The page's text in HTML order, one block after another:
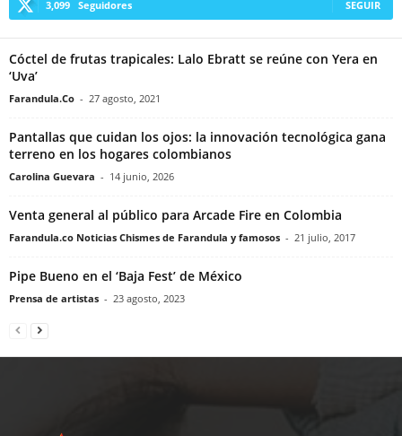
3,099 Seguidores SEGUIR
Cóctel de frutas trapicales: Lalo Ebratt se reúne con Yera en
‘Uva’
Farandula.Co - 27 agosto, 2021
Pantallas que cuidan los ojos: la innovación tecnológica gana
terreno en los hogares colombianos
Carolina Guevara - 14 junio, 2026
Venta general al público para Arcade Fire en Colombia
Farandula.co Noticias Chismes de Farandula y famosos - 21 julio, 2017
Pipe Bueno en el ‘Baja Fest’ de México
Prensa de artistas - 23 agosto, 2023